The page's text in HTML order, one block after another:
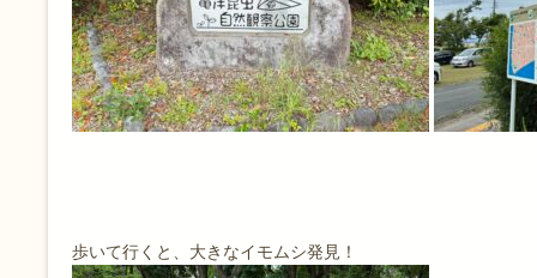
歩いて行くと、大きなイモムシ発見！